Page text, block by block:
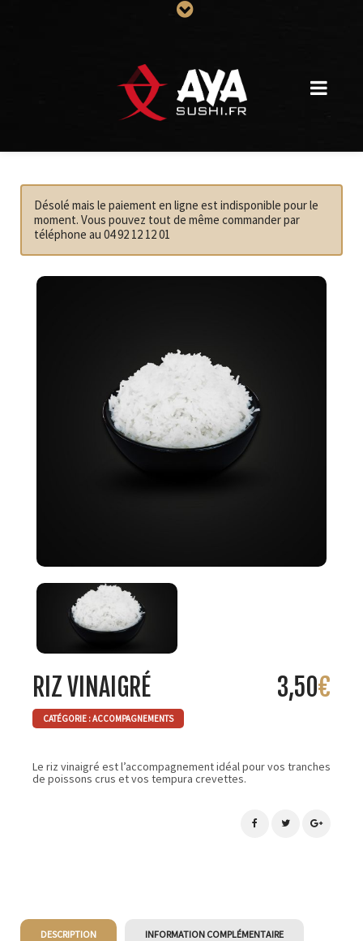
Désolé mais le paiement en ligne est indisponible pour le
moment. Vous pouvez tout de même commander par
téléphone au 04 92 12 12 01
RIZ VINAIGRÉ 3,50€
CATÉGORIE :ACCOMPAGNEMENTS
Le riz vinaigré est l’accompagnement idéal pour vos tranches
de poissons crus et vos tempura crevettes.
DESCRIPTION INFORMATION COMPLÉMENTAIRE